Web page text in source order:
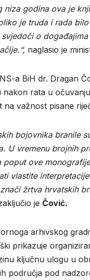
niza godina ova je
je truda i rada
o
naglasio je
a BiH dr. Dragan
nakon rata u
na važnost pisane
bojovnika branile
U vremenu brojnih
poput ove
vlastite
žrtva hrvatskih
je Čović.
arhivskog
prikazuje
ključnu ulogu u
područja pod